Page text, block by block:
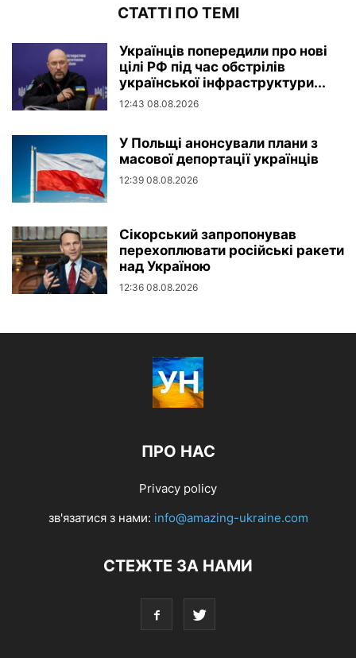
СТАТТІ ПО ТЕМІ
Українців попередили про нові
цілі РФ під час обстрілів
української інфраструктури...
12:43 08.08.2026
У Польщі анонсували плани з
масової депортації українців
12:39 08.08.2026
Сікорський запропонував
перехоплювати російські ракети
над Україною
12:36 08.08.2026
ПРО НАС
Privacy policy
зв'язатися з нами: info@amazing-ukraine.com
СТЕЖТЕ ЗА НАМИ